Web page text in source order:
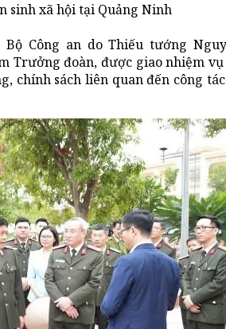
sinh xã hội tại Quảng Ninh
Công an do Thiếu tướng
Trưởng đoàn, được giao nhiệm
chính sách liên quan đến công